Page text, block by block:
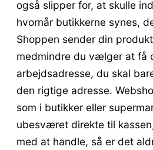
også slipper for, at skulle
hvornår butikkerne synes,
Shoppen sender din
medmindre du vælger at få
arbejdsadresse, du skal
den rigtige adresse.
som i butikker eller
ubesværet direkte til
med at handle, så er det